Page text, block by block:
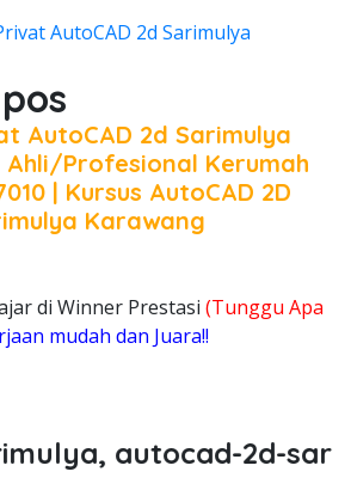
AutoCAD 2d Sarimulya
AutoCAD 2d Sarimulya
Ahli/Profesional Kerumah
| Kursus AutoCAD 2D
Karawang
di Winner Prestasi (Tunggu Apa
mudah dan Juara!!
autocad-2d-